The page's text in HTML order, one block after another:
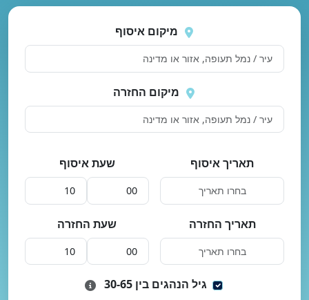
שוב
מיקום איסוף
מיקום החזרה
תאריך איסוף שעת איסוף
תאריך החזרה שעת החזרה
גיל הנהגים בין 30-65